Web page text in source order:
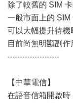
除了較舊的 SIM 卡
一般市面上的 SIM
可以大幅提升待機
目前尚無明顯副作
【中華電信】
在語音信箱開啟